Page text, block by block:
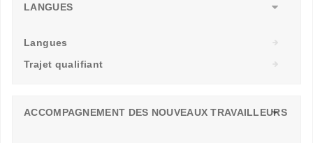
LANGUES
Langues
Trajet qualifiant
ACCOMPAGNEMENT DES NOUVEAUX TRAVAILLEURS